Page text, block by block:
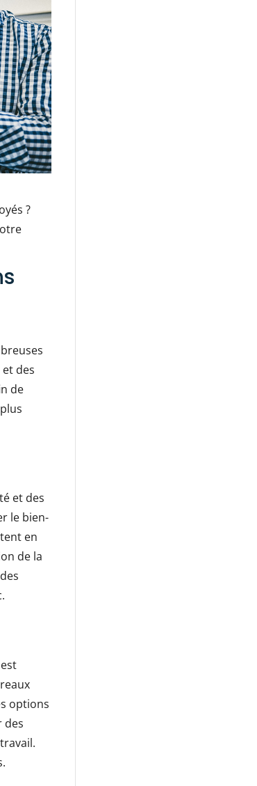
?
des
de
et des
le bien-
en
de la
options
des